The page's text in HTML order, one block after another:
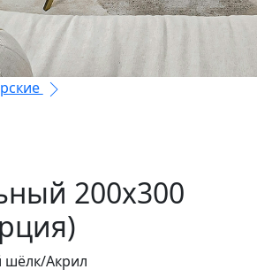
200x300
шёлк/Акрил